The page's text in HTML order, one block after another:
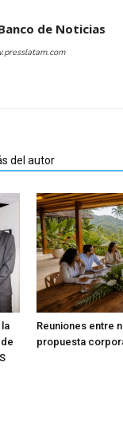
de Noticias
del autor
Reuniones entre
propuesta